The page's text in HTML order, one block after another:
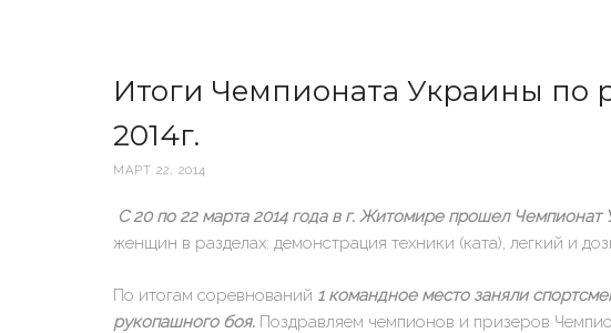
Итоги Чемпионата Украины
2014г.
МАРТ 22, 2014
С 20 по 22 марта 2014 года в г. Житомире прошел
женщин в разделах: демонстрация техники (ката), легкий и
По итогам соревнований 1 командное место заняли
рукопашного боя. Поздравляем чемпионов и призеров